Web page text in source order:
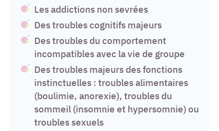
Les addictions non sevrées
Des troubles cognitifs majeurs
Des troubles du comportement
incompatibles avec la vie de groupe
Des troubles majeurs des fonctions
instinctuelles : troubles alimentaires
(boulimie, anorexie), troubles du
sommeil (insomnie et hypersomnie) ou
troubles sexuels